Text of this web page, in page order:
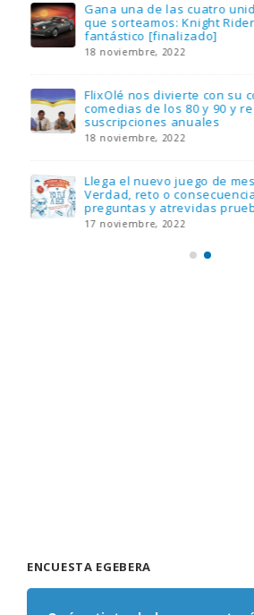
Gana una de las cuatro
que sorteamos: Knight Rider
fantástico [finalizado]
18 noviembre, 2022
FlixOlé nos divierte con su
comedias de los 80 y 90 y
suscripciones anuales
18 noviembre, 2022
Llega el nuevo juego de
Verdad, reto o
preguntas y atrevidas
17 noviembre, 2022
ENCUESTA EGEBERA